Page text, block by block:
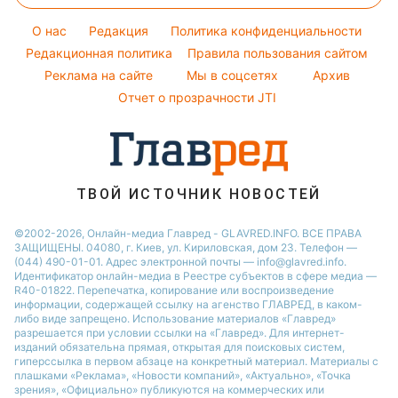
Настя Каменских
Виталий Козловский
Потап
София Ротару
Напитки
Новости Днепра
Новости Сум
Новости Тернополя
Новости Черкассы
Новости Одессы
Новости Ровно
Оптические иллюзии
Народные приметы
Все о шоу-бизнесе
O нас Редакция
Политика конфиденциальности
Редакционная политика
Правила пользования сайтом
Реклама на сайте
Мы в соцсетях
Архив
Отчет о прозрачности JTI
ТВОЙ ИСТОЧНИК НОВОСТЕЙ
©2002-2026, Онлайн-медиа Главред - GLAVRED.INFO. ВСЕ ПРАВА
ЗАЩИЩЕНЫ. 04080, г. Киев, ул. Кириловская, дом 23. Телефон —
(044) 490-01-01. Адрес электронной почты — info@glavred.info.
Идентификатор онлайн-медиа в Реестре cубъектов в сфере медиа —
R40-01822. Перепечатка, копирование или воспроизведение
информации, содержащей ссылку на агенство ГЛАВРЕД, в каком-
либо виде запрещено. Использование материалов «Главред»
разрешается при условии ссылки на «Главред». Для интернет-
изданий обязательна прямая, открытая для поисковых систем,
гиперссылка в первом абзаце на конкретный материал. Материалы с
плашками «Реклама», «Новости компаний», «Актуально», «Точка
зрения», «Официально» публикуются на коммерческих или